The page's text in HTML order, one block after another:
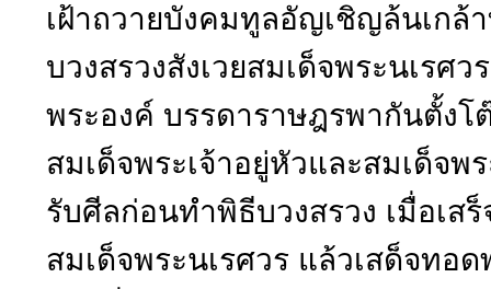
เฝ้าถวายบังคมทูลอัญเชิญล้นเกล้
บวงสรวงสังเวยสมเด็จพระนเรศ
พระองค์ บรรดาราษฎรพากันตั้ง
สมเด็จพระเจ้าอยู่หัวและสมเด็จพ
รับศีลก่อนทำพิธีบวงสรวง เมื่อเส
สมเด็จพระนเรศวร แล้วเสด็จทอ